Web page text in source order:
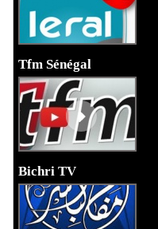
Tfm Sénégal
Bichri TV